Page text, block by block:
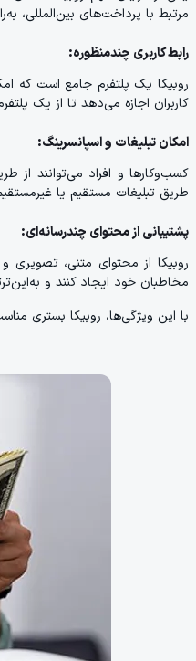
مرتبط با پرداخت‌های بین‌المللی،
رابط کاربری چندمنظوره:
روبیکا یک پلتفرم جامع است که
کاربران اجازه می‌دهد تا از یک
امکان تبلیغات و اسپانسرینگ:
کسب‌وکارها و افراد می‌توانند از
طریق تبلیغات مستقیم یا
پشتیبانی از محتوای چندرسانه‌ای:
روبیکا از محتوای متنی، تصویری
مخاطبان خود ایجاد کنند و
با این ویژگی‌ها، روبیکا بستری